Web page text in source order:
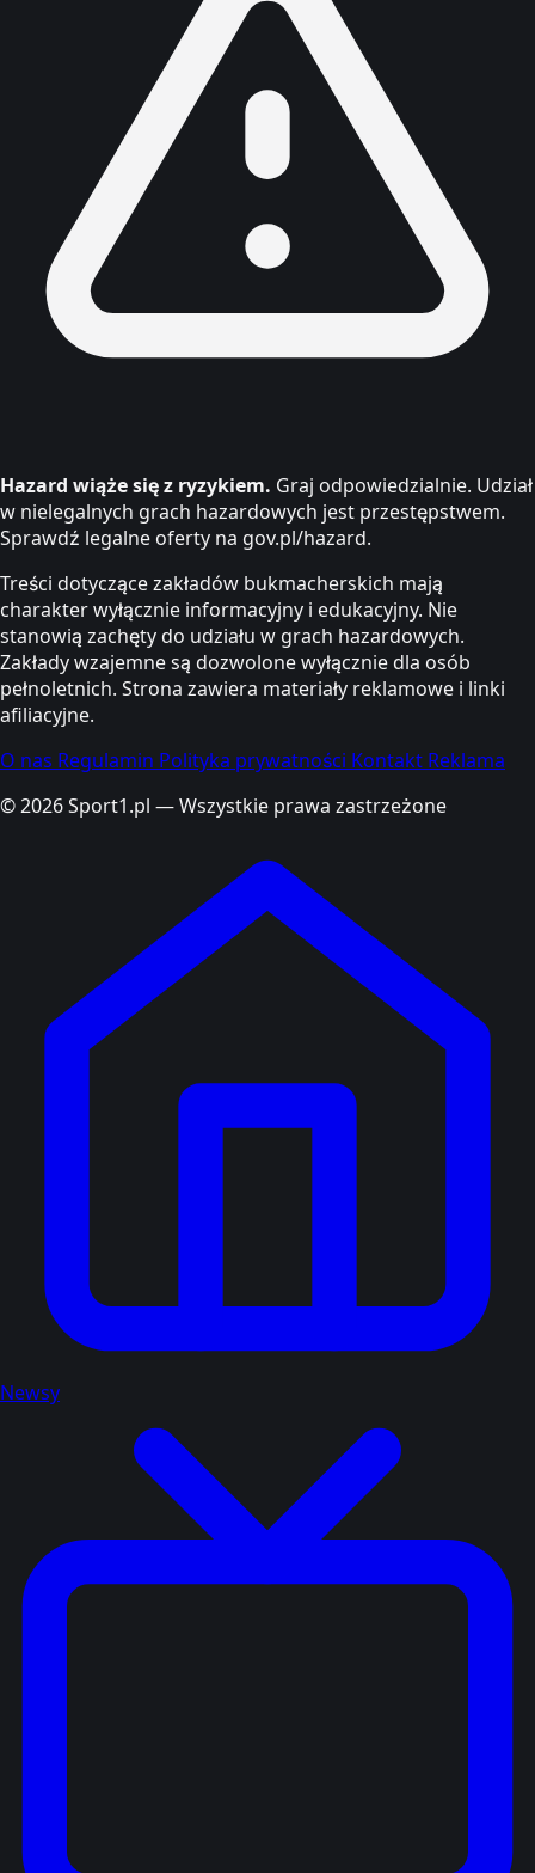
Hazard wiąże się z ryzykiem. Graj odpowiedzialnie. Udział
w nielegalnych grach hazardowych jest przestępstwem.
Sprawdź legalne oferty na gov.pl/hazard.
Treści dotyczące zakładów bukmacherskich mają
charakter wyłącznie informacyjny i edukacyjny. Nie
stanowią zachęty do udziału w grach hazardowych.
Zakłady wzajemne są dozwolone wyłącznie dla osób
pełnoletnich. Strona zawiera materiały reklamowe i linki
afiliacyjne.
O nas Regulamin Polityka prywatności Kontakt Reklama
© 2026 Sport1.pl — Wszystkie prawa zastrzeżone
Newsy